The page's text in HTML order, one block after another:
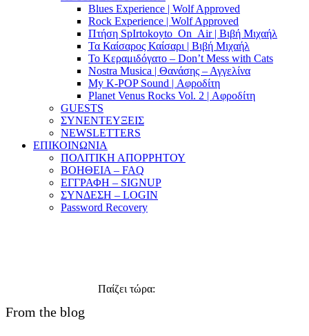
Blues Experience | Wolf Approved
Rock Experience | Wolf Approved
Πτήση SpIrtokoyto_On_Air | Βιβή Μιχαήλ
Τα Καίσαρος Καίσαρι | Βιβή Μιχαήλ
Το Κεραμιδόγατο – Don’t Mess with Cats
Nostra Musica | Θανάσης – Αγγελίνα
My K-POP Sound | Αφροδίτη
Planet Venus Rocks Vol. 2 | Αφροδίτη
GUESTS
ΣΥΝΕΝΤΕΥΞΕΙΣ
NEWSLETTERS
ΕΠΙΚΟΙΝΩΝΙΑ
ΠΟΛΙΤΙΚΗ ΑΠΟΡΡΗΤΟΥ
ΒΟΗΘΕΙΑ – FAQ
ΕΓΓΡΑΦΗ – SIGNUP
ΣΥΝΔΕΣΗ – LOGIN
Password Recovery
Παίζει τώρα:
From the blog